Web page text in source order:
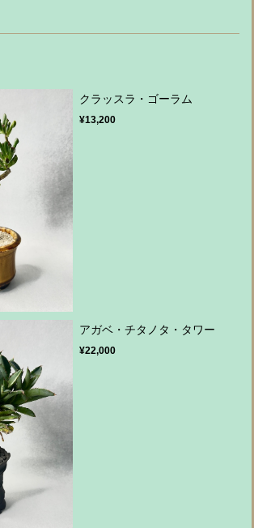
クラッスラ・ゴーラム
¥13,200
アガベ・チタノタ・タワー
¥22,000